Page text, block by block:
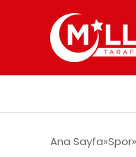
Ana Sayfa Spor